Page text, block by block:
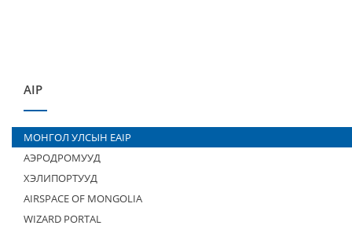
AIP
МОНГОЛ УЛСЫН EAIP
АЭРОДРОМУУД
ХЭЛИПОРТУУД
AIRSPACE OF MONGOLIA
WIZARD PORTAL